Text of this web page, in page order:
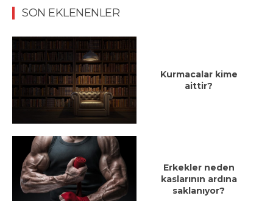
SON EKLENENLER
Kurmacalar kime
aittir?
Erkekler neden
kaslarının ardına
saklanıyor?